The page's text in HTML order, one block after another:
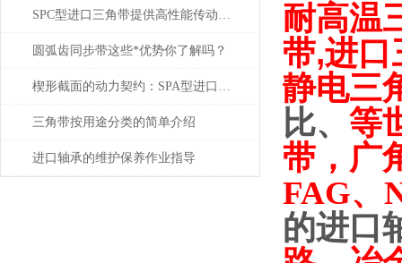
SPC型进口三角带提供高性能传动解决方案
圆弧齿同步带这些*优势你了解吗？
楔形截面的动力契约：SPA型进口三角带的多楔传动原理与应用
三角带按用途分类的简单介绍
进口轴承的维护保养作业指导
耐高温
带,进口
静电三
比、 等
带， 广
FAG、
的进口